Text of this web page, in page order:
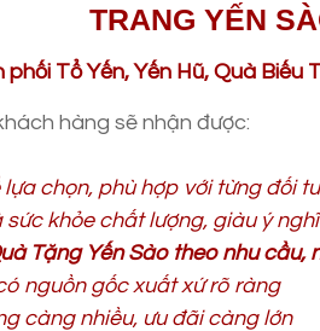
TRANG YẾN
phối Tổ Yến, Yến Hũ, Quà Biếu
hàng sẽ nhận được:
chọn, phù hợp với từng đối
khỏe chất lượng, giàu ý
Tặng Yến Sào theo nhu cầu,
nguồn gốc xuất xứ rõ ràng
càng nhiều, ưu đãi càng lớn